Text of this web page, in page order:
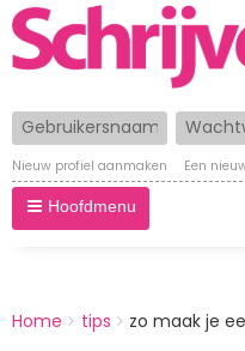
Gebruikersnaam
Nieuw profiel aanmaken Een
Hoofdmenu
BREADCRUMBS
You
Home tips
zo maak je